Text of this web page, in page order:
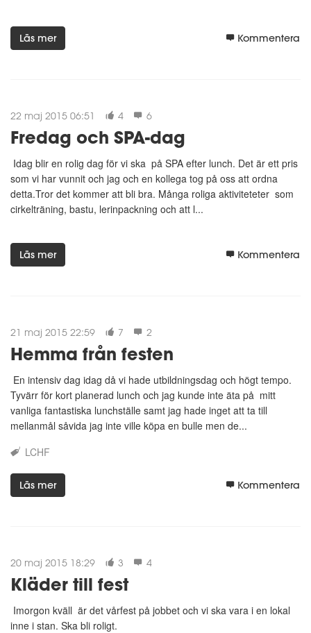
Läs mer Kommentera
22 maj 2015 06:51 4 6
Fredag och SPA-dag
Idag blir en rolig dag för vi ska på SPA efter lunch. Det är ett pris
som vi har vunnit och jag och en kollega tog på oss att ordna
detta.Tror det kommer att bli bra. Många roliga aktiviteteter som
cirkelträning, bastu, lerinpackning och att l...
Läs mer Kommentera
21 maj 2015 22:59 7 2
Hemma från festen
En intensiv dag idag då vi hade utbildningsdag och högt tempo.
Tyvärr för kort planerad lunch och jag kunde inte äta på mitt
vanliga fantastiska lunchställe samt jag hade inget att ta till
mellanmål såvida jag inte ville köpa en bulle men de...
LCHF
Läs mer Kommentera
20 maj 2015 18:29 3 4
Kläder till fest
Imorgon kväll är det vårfest på jobbet och vi ska vara i en lokal
inne i stan. Ska bli roligt.